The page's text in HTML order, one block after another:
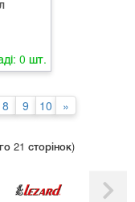
0 шт.
8 9 10 »
21 сторінок)